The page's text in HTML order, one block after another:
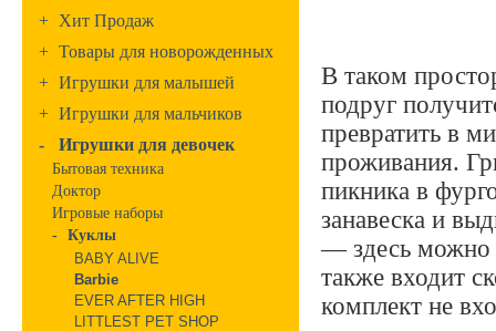
+ Хит Продаж
+ Товары для новорожденных
+ Игрушки для малышей
+ Игрушки для мальчиков
-
Игрушки для девочек
Бытовая техника
Доктор
Игровые наборы
- Куклы
BABY ALIVE
Barbie
EVER AFTER HIGH
LITTLEST PET SHOP
В таком
подруг
превратить в
проживания.
пикника в
занавеска и
— здесь можно
также входит
комплект не